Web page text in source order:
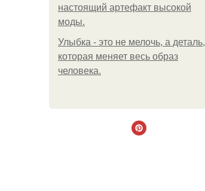
настоящий артефакт высокой
моды.
Улыбка - это не мелочь, а деталь,
которая меняет весь образ
человека.